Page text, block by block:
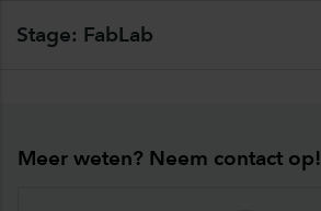
Stage: FabLab
Meer weten? Neem contact op!